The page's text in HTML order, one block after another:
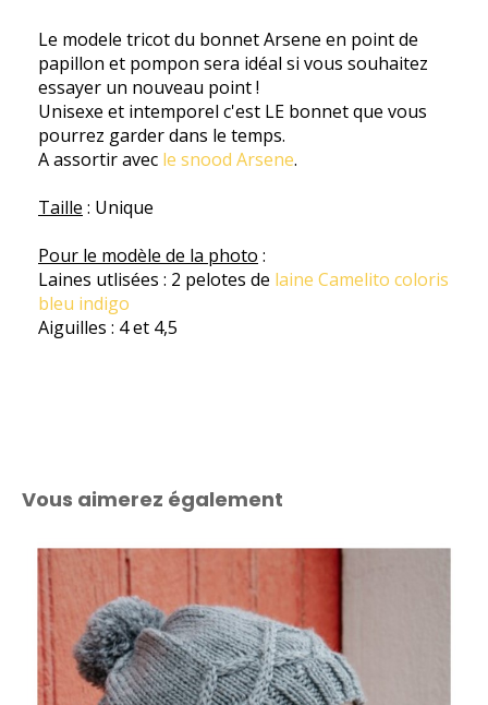
Le modele tricot du bonnet Arsene en point de
papillon et pompon sera idéal si vous souhaitez
essayer un nouveau point !
Unisexe et intemporel c'est LE bonnet que vous
pourrez garder dans le temps.
A assortir avec le snood Arsene.
Taille : Unique
Pour le modèle de la photo :
Laines utlisées : 2 pelotes de laine Camelito coloris
bleu indigo
Aiguilles : 4 et 4,5
Vous aimerez également